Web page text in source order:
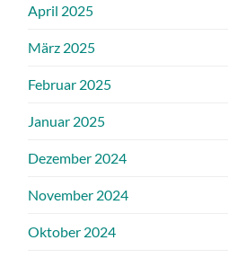
April 2025
März 2025
Februar 2025
Januar 2025
Dezember 2024
November 2024
Oktober 2024